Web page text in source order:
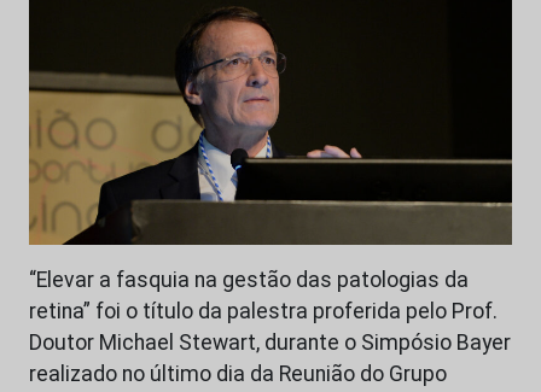
“Elevar a fasquia na gestão das patologias da
retina” foi o título da palestra proferida pelo Prof.
Doutor Michael Stewart, durante o Simpósio Bayer
realizado no último dia da Reunião do Grupo